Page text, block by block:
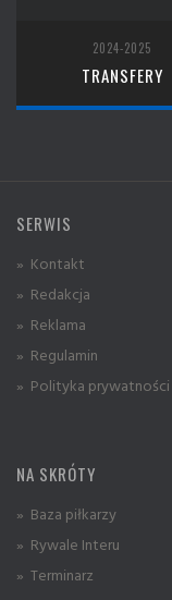
2024-2025
TRANSFERY
SERWIS
» Kontakt
» Redakcja
» Reklama
» Regulamin
» Polityka prywatności
NA SKRÓTY
» Baza piłkarzy
» Rywale Interu
» Terminarz